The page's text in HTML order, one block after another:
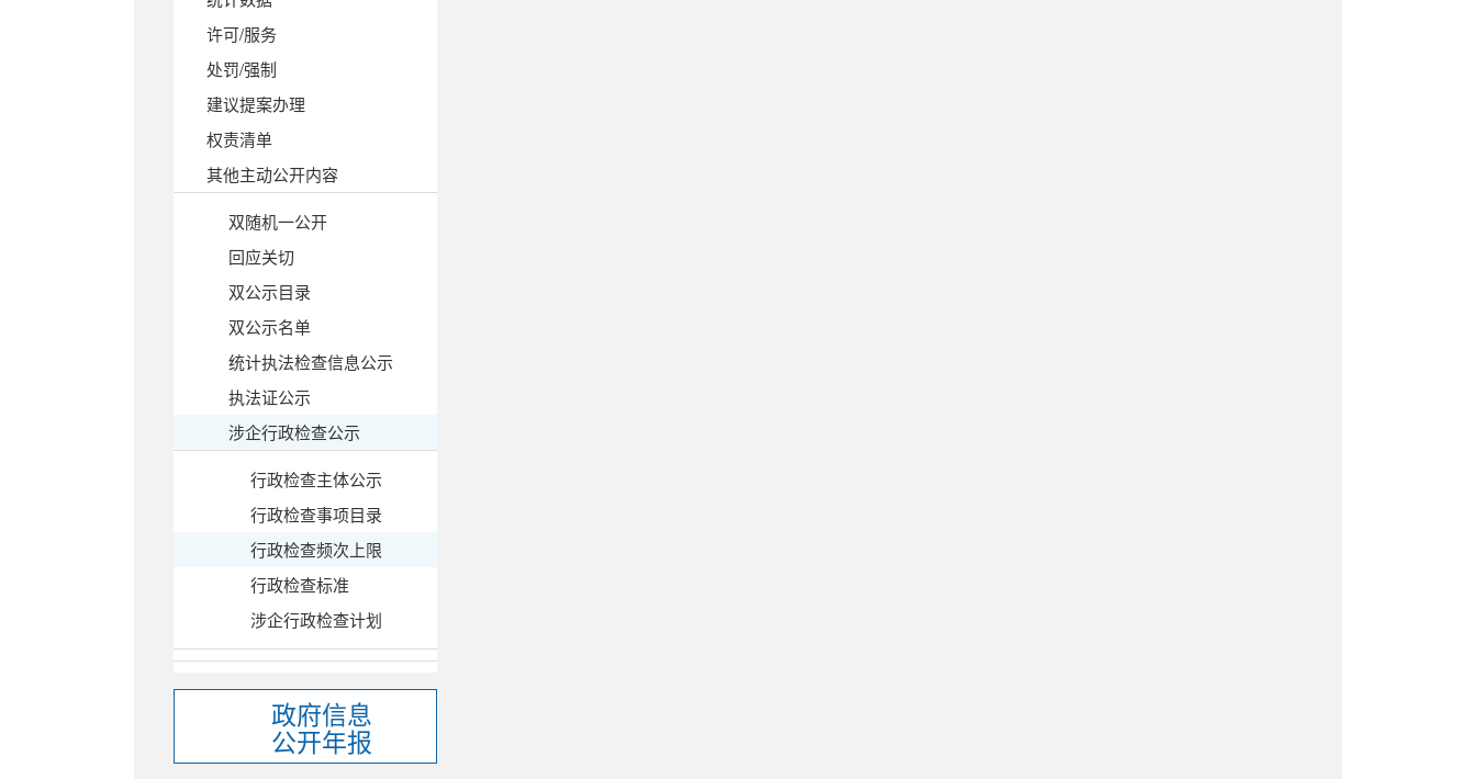
许可/服务
处罚/强制
建议提案办理
权责清单
其他主动公开内容
双随机一公开
回应关切
双公示目录
双公示名单
统计执法检查信息公示
执法证公示
涉企行政检查公示
行政检查主体公示
行政检查事项目录
行政检查频次上限
行政检查标准
涉企行政检查计划
政府信息
公开年报